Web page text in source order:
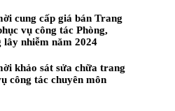
cung cấp giá bán Trang
vụ công tác Phòng,
lây nhiễm năm 2024
khảo sát sửa chữa trang
công tác chuyên môn